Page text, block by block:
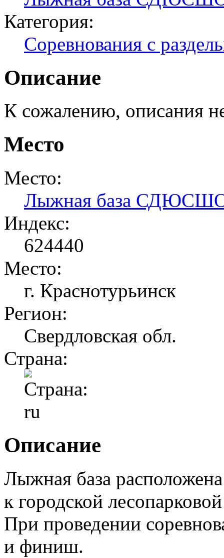
Категория:
Соревнования с
Описание
К сожалению, описания
Место
Место:
Лыжная база
Индекс:
624440
Место:
г. Краснотурьинск
Регион:
Свердловская обл.
Страна:
Описание
Лыжная база
к городской
При проведении
и финиш.